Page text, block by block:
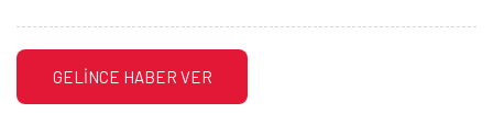
GELİNCE HABER VER